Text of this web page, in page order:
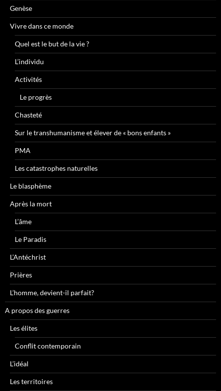
Genèse
Vivre dans ce monde
Quel est le but de la vie ?
L’individu
Activités
Le progrès
Chasteté
Sur le transhumanisme et élever de « bons enfants »
PMA
Les catastrophes naturelles
Le blasphème
Après la mort
L’âme
Le Paradis
L’Antéchrist
Prières
L’homme, devient-il parfait?
A propos des guerres
Les élites
Conflit contemporain
L’idéal
Les territoires